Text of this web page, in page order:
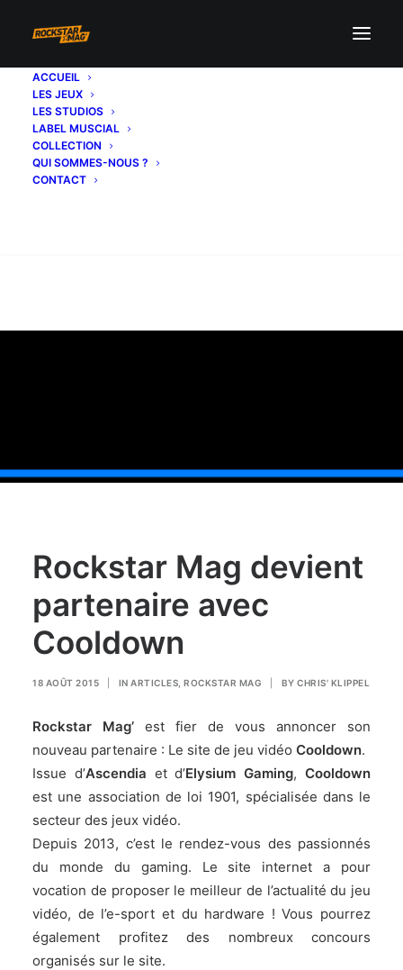
ACCUEIL
LES JEUX
LES STUDIOS
LABEL MUSCIAL
COLLECTION
QUI SOMMES-NOUS ?
CONTACT
Rockstar Mag devient
partenaire avec
Cooldown
18 AOÛT 2015 IN ARTICLES ROCKSTAR MAG BY CHRIS' KLIPPEL
Rockstar Mag’ est fier de vous annoncer son
nouveau partenaire : Le site de jeu vidéo Cooldown.
Issue d’Ascendia et d’Elysium Gaming,Cooldown
est une association de loi 1901, spécialisée dans le
secteur des jeux vidéo.
Depuis 2013, c’est le rendez-vous des passionnés
du monde du gaming. Le site internet a pour
vocation de proposer le meilleur de l’actualité du jeu
vidéo, de l’e-sport et du hardware ! Vous pourrez
également profitez des nombreux concours
organisés sur le site.